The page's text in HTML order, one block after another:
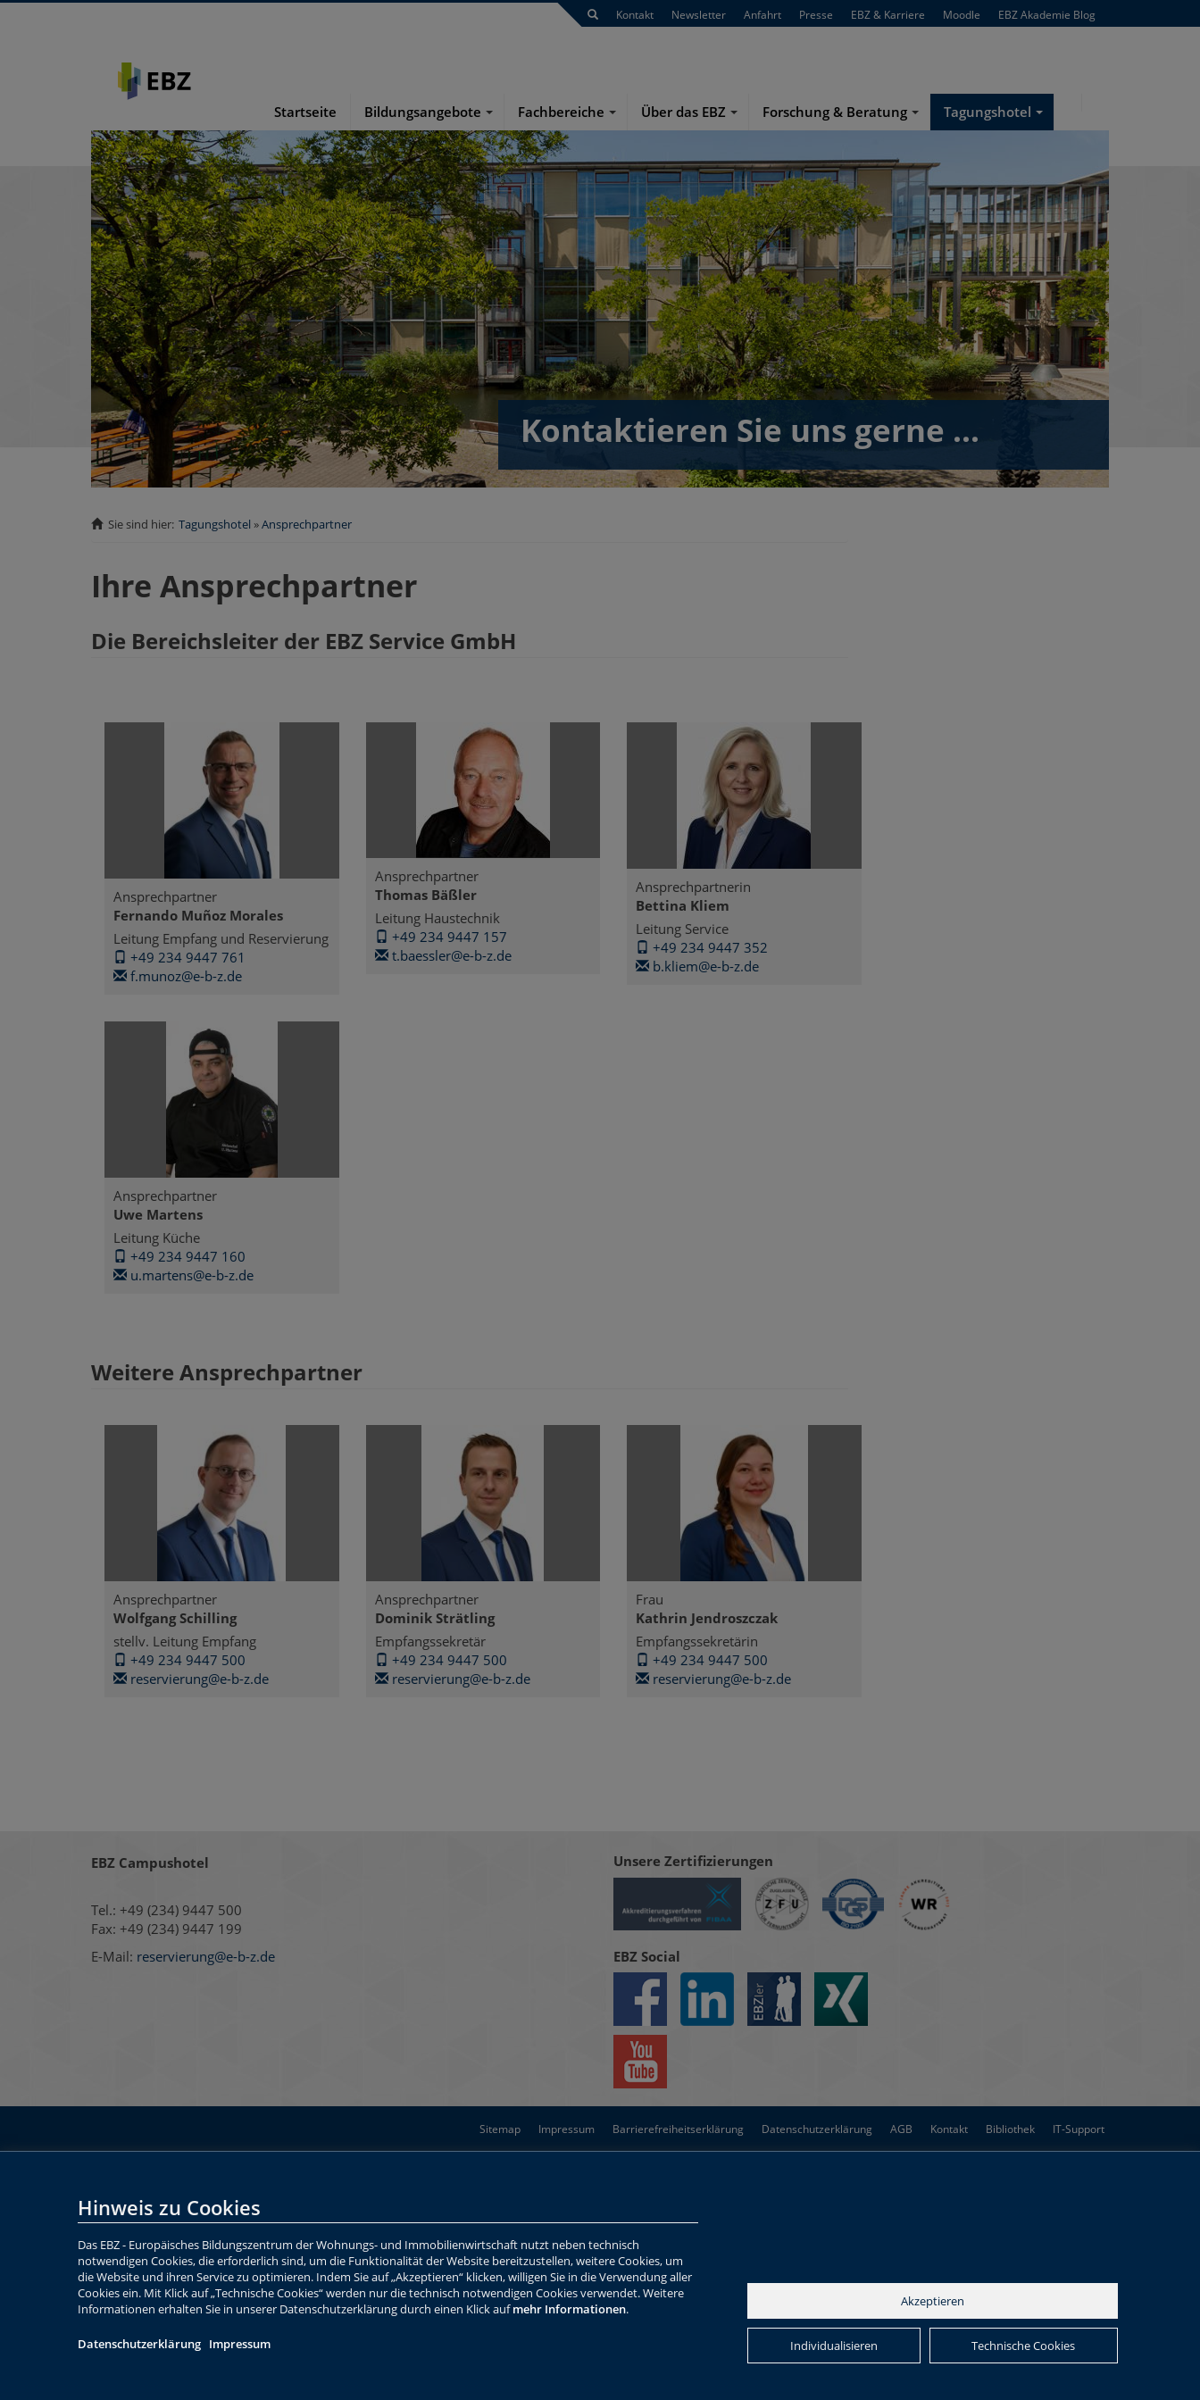
Startseite Bildungsangebote Fachbereiche Über das EBZ Forschung & Beratung Tagungshotel
Kontakt Newsletter Anfahrt Presse EBZ & Karriere Moodle EBZ Akademie Blog
Kontaktieren Sie uns gerne ...
Sie sind hier: Tagungshotel Ansprechpartner
Ihre Ansprechpartner
Die Bereichsleiter der EBZ Service GmbH
Ansprechpartner
Fernando Muñoz Morales
Leitung Empfang und Reservierung
+49 234 9447 761
f.munoz@e-b-z.de
Ansprechpartner
Uwe Martens
Leitung Küche
+49 234 9447 160
u.martens@e-b-z.de
Ansprechpartner
Thomas Bäßler
Leitung Haustechnik
+49 234 9447 157
t.baessler@e-b-z.de
Ansprechpartnerin
Bettina Kliem
Leitung Service
+49 234 9447 352
b.kliem@e-b-z.de
Weitere Ansprechpartner
Ansprechpartner
Wolfgang Schilling
stellv. Leitung Empfang
+49 234 9447 500
reservierung@e-b-z.de
Ansprechpartner
Dominik Strätling
Empfangssekretär
+49 234 9447 500
reservierung@e-b-z.de
Frau
Kathrin Jendroszczak
Empfangssekretärin
+49 234 9447 500
reservierung@e-b-z.de
EBZ Campushotel
Tel.: +49 (234) 9447 500
Fax: +49 (234) 9447 199
E-Mail: reservierung@e-b-z.de
Unsere Zertifizierungen
EBZ Social
Sitemap Impressum Barrierefreiheitserklärung Datenschutzerklärung AGB Kontakt Bibliothek IT-Support
Hinweis zu Cookies
Das EBZ - Europäisches Bildungszentrum der Wohnungs- und Immobilienwirtschaft nutzt neben technisch
notwendigen Cookies, die erforderlich sind, um die Funktionalität der Website bereitzustellen, weitere Cookies, um
die Website und ihren Service zu optimieren. Indem Sie auf „Akzeptieren“ klicken, willigen Sie in die Verwendung aller
Cookies ein. Mit Klick auf „Technische Cookies“ werden nur die technisch notwendigen Cookies verwendet. Weitere
Informationen erhalten Sie in unserer Datenschutzerklärung durch einen Klick aufmehr Informationen.
Datenschutzerklärung Impressum
Akzeptieren
Individualisieren Technische Cookies